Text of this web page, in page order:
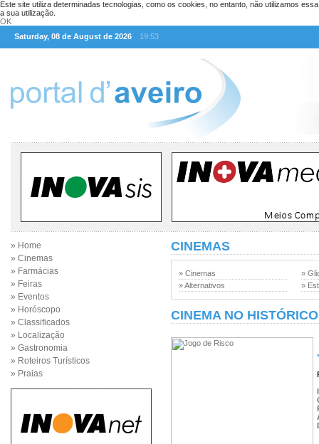
Este site utiliza determinadas tecnologias, como os cookies, no entanto, não utilizamos
a sua utilização.
OK
Saturday, 08 de August de 2026
19:53
» Home
» Cinemas
» Farmácias
» Feiras
» Eventos
» Horóscopo
» Classificados
» Localização
» Gastronomia
» Roteiros Turísticos
» Praias
CINEMAS
» Cinemas
» Alternativos
»
»
CINEMA NO HISTÓRICO